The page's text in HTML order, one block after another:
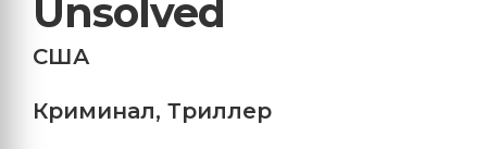
Unsolved
США
Криминал, Триллер